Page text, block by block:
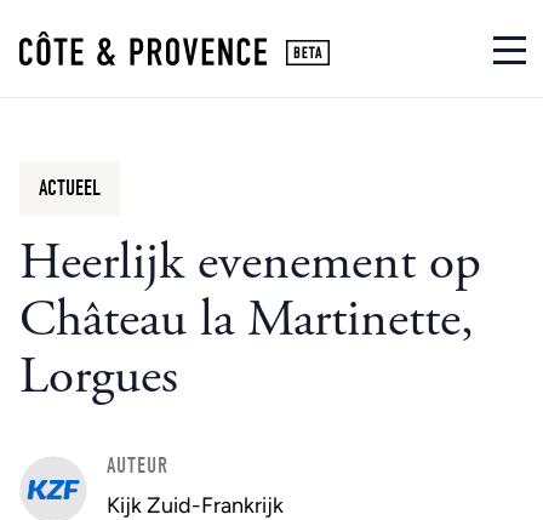
Heerlijk evenement op
Château la Martinette,
Lorgues
ACTUEEL
AUTEUR
Kijk Zuid-Frankrijk